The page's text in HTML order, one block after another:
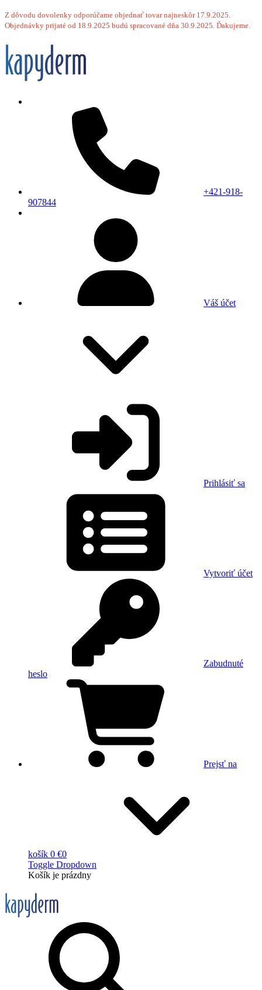
Z dôvodu dovolenky odporúčame objednať tovar najneskôr 17.9.2025.
Objednávky prijaté od 18.9.2025 budú spracované dňa 30.9.2025. Ďakujeme.
+421-918-
907844
Váš účet
Prihlásiť sa
Vytvoriť účet
Zabudnuté
heslo
Prejsť na
košík 0 €0
Toggle Dropdown
Košík je prázdny